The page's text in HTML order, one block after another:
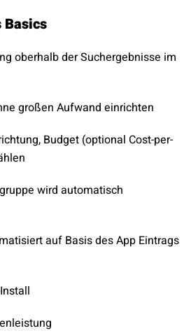
Basics
oberhalb der Suchergebnisse im
großen Aufwand einrichten
Budget (optional Cost-per-
wird automatisch
auf Basis des App Eintrags